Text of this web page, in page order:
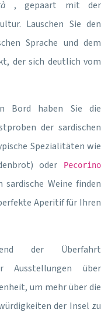
, gepaart mit der
Lauschen Sie den
Sprache und dem
der sich deutlich vom
Bord haben Sie die
der sardischen
Spezialitäten wie
oder
Pecorino
sardische Weine finden
Aperitif für Ihren
der Überfahrt
Ausstellungen über
um mehr über die
der Insel zu